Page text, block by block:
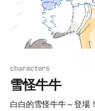
characters
雪怪牛牛
白白的雪怪牛牛～登場！